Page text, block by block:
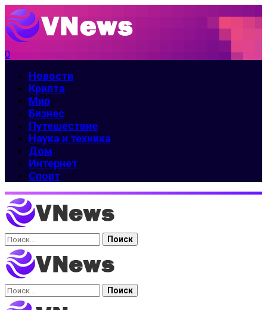
0
Новости
Крипта
Мир
Бизнес
Путешествие
Наука и техника
Дом
Интернет
Спорт
Найти:
Найти: